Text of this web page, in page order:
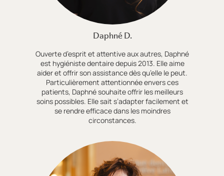
Daphné D.
Ouverte d’esprit et attentive aux autres, Daphné
est hygiéniste dentaire depuis 2013. Elle aime
aider et offrir son assistance dès qu’elle le peut.
Particulièrement attentionnée envers ces
patients, Daphné souhaite offrir les meilleurs
soins possibles. Elle sait s’adapter facilement et
se rendre efficace dans les moindres
circonstances.